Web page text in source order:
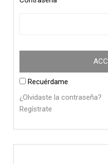
Recuérdame
¿Olvidaste la contraseña?
Regístrate